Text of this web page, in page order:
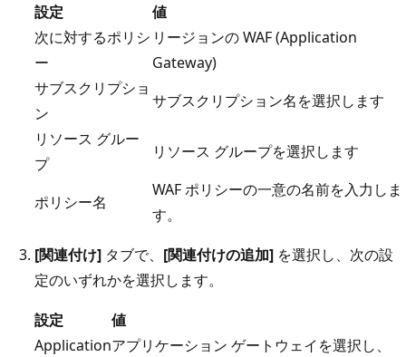
設定
値
次に対するポリシ
ー
リージョンの WAF (Application
Gateway)
サブスクリプショ
ン
サブスクリプション名を選択します
リソース グルー
プ
リソース グループを選択します
ポリシー名
WAF ポリシーの一意の名前を入力しま
す。
[関連付け] タブで、 [関連付けの追加] を選択し、次の設
定のいずれかを選択します。
設定
値
Applicationアプリケーション ゲートウェイを選択し、